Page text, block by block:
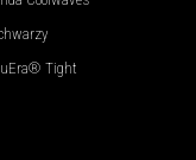
Tight